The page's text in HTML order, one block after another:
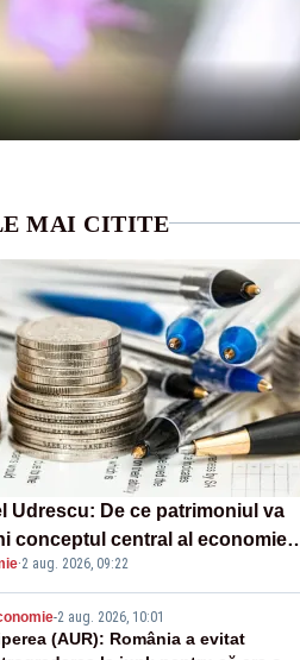
MAI CITITE
Udrescu: De ce patrimoniul va
conceptul central al economiei
·2 aug. 2026, 09:22
-2 aug. 2026, 10:01
(AUR): România a evitat